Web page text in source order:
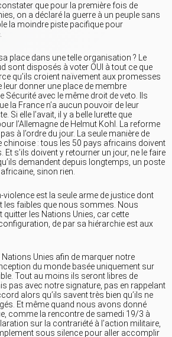
que pour la première fois de
on a déclaré la guerre à un peuple sans
la moindre piste pacifique pour
sa place dans une telle organisation ? Le
sont disposés à voter OUI à tout ce que
qu’ils croient naïvement aux promesses
leur donner une place de membre
Sécurité avec le même droit de veto. Ils
la France n’a aucun pouvoir de leur
Si elle l’avait, il y a belle lurette que
l’Allemagne de Helmut Kohl. La reforme
à l’ordre du jour. La seule manière de
chinoise : tous les 50 pays africains doivent
Et s’ils doivent y retourner un jour, ne le faire
demandent depuis longtemps, un poste
sinon rien.
violence est la seule arme de justice dont
les faibles que nous sommes. Nous
les Nations Unies, car cette
de par sa hiérarchie est aux
Unies afin de marquer notre
du monde basée uniquement sur
Tout au moins ils seront libres de
pas avec notre signature, pas en rappelant
alors qu’ils savent très bien qu’ils ne
Et même quand nous avons donné
comme la rencontre de samedi 19/3 à
sur la contrariété à l’action militaire,
sous silence pour aller accomplir